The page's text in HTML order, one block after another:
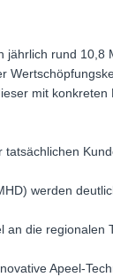
rund 10,8
mit konkreten
werden
an die regionalen
Apeel-